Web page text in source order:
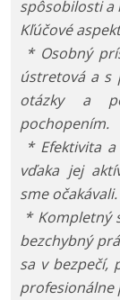
spôsobilosti a
Kľúčové
* Osobný
ústretová a s
otázky a
pochopením.
* Efektivita
vďaka jej
sme očakávali.
* Kompletný
bezchybný
sa v bezpečí,
profesionálne